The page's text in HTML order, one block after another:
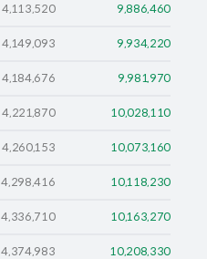
4,113,520 9,886,460
4,149,093 9,934,220
4,184,676 9,981,970
4,221,870 10,028,110
4,260,153 10,073,160
4,298,416 10,118,230
4,336,710 10,163,270
4,374,983 10,208,330